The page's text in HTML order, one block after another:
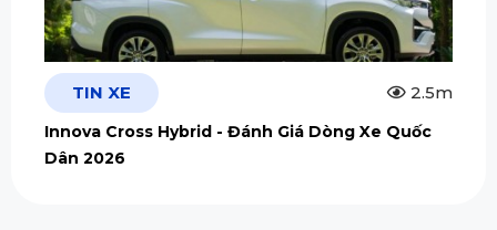
TIN XE 2.5m
Innova Cross Hybrid - Đánh Giá Dòng Xe Quốc
Dân 2026